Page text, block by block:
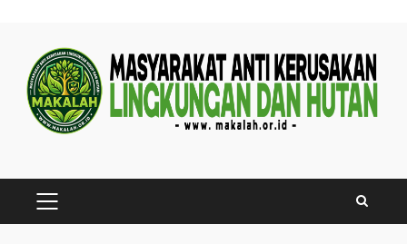
content
PRIMARY
MENU